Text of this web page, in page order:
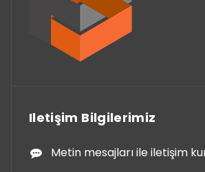
Iletişim Bilgilerimiz
Metin mesajları ile iletişim